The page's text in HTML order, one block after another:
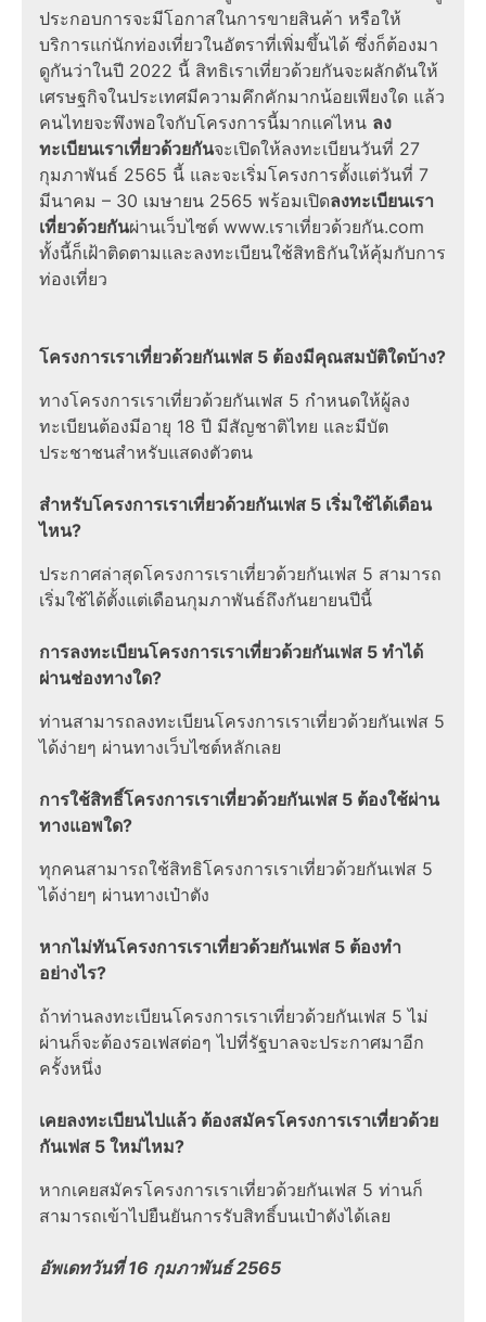
ประกอบการจะมีโอกาสในการขายสินค้า หรือให้
บริการแก่นักท่องเที่ยวในอัตราที่เพิ่มขึ้นได้ ซึ่งก็ต้องมา
ดูกันว่าในปี 2022 นี้ สิทธิเราเที่ยวด้วยกันจะผลักดันให้
เศรษฐกิจในประเทศมีความคึกคักมากน้อยเพียงใด แล้ว
คนไทยจะพึงพอใจกับโครงการนี้มากแค่ไหน ลง
ทะเบียนเราเที่ยวด้วยกันจะเปิดให้ลงทะเบียนวันที่ 27
กุมภาพันธ์ 2565 นี้ และจะเริ่มโครงการตั้งแต่วันที่ 7
มีนาคม – 30 เมษายน 2565 พร้อมเปิดลงทะเบียนเรา
เที่ยวด้วยกันผ่านเว็บไซต์ www.เราเที่ยวด้วยกัน.com
ทั้งนี้ก็เฝ้าติดตามและลงทะเบียนใช้สิทธิกันให้คุ้มกับการ
ท่องเที่ยว
โครงการเราเที่ยวด้วยกันเฟส 5 ต้องมีคุณสมบัติใดบ้าง?
ทางโครงการเราเที่ยวด้วยกันเฟส 5 กำหนดให้ผู้ลง
ทะเบียนต้องมีอายุ 18 ปี มีสัญชาติไทย และมีบัต
ประชาชนสำหรับแสดงตัวตน
สำหรับโครงการเราเที่ยวด้วยกันเฟส 5 เริ่มใช้ได้เดือน
ไหน?
ประกาศล่าสุดโครงการเราเที่ยวด้วยกันเฟส 5 สามารถ
เริ่มใช้ได้ตั้งแต่เดือนกุมภาพันธ์ถึงกันยายนปีนี้
การลงทะเบียนโครงการเราเที่ยวด้วยกันเฟส 5 ทำได้
ผ่านช่องทางใด?
ท่านสามารถลงทะเบียนโครงการเราเที่ยวด้วยกันเฟส 5
ได้ง่ายๆ ผ่านทางเว็บไซต์หลักเลย
การใช้สิทธิ์โครงการเราเที่ยวด้วยกันเฟส 5 ต้องใช้ผ่าน
ทางแอพใด?
ทุกคนสามารถใช้สิทธิโครงการเราเที่ยวด้วยกันเฟส 5
ได้ง่ายๆ ผ่านทางเป๋าตัง
หากไม่ทันโครงการเราเที่ยวด้วยกันเฟส 5 ต้องทำ
อย่างไร?
ถ้าท่านลงทะเบียนโครงการเราเที่ยวด้วยกันเฟส 5 ไม่
ผ่านก็จะต้องรอเฟสต่อๆ ไปที่รัฐบาลจะประกาศมาอีก
ครั้งหนึ่ง
เคยลงทะเบียนไปแล้ว ต้องสมัครโครงการเราเที่ยวด้วย
กันเฟส 5 ใหม่ไหม?
หากเคยสมัครโครงการเราเที่ยวด้วยกันเฟส 5 ท่านก็
สามารถเข้าไปยืนยันการรับสิทธิ์บนเป๋าตังได้เลย
อัพเดทวันที่ 16 กุมภาพันธ์ 2565